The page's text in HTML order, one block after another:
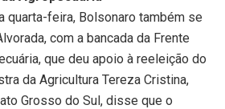
quarta-feira, Bolsonaro também se
com a bancada da Frente
que deu apoio à reeleição do
da Agricultura Tereza Cristina,
Grosso do Sul, disse que o